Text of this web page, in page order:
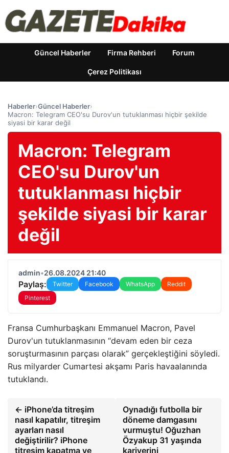
Güncel Haberler Firma Rehberi Forum
Çerez Politikası
Haberler›Güncel Haberler›
Macron: Telegram CEO'su Durov'un tutuklanması hiçbir şekilde
siyasi bir karar değil
Macron: Telegram
CEO'su Durov'un
tutuklanması hiçbir
şekilde siyasi bir karar
değil
admin•26.08.2024 21:40
Paylaş: Twitter Facebook WhatsApp
Reddit
Pinterest
Fransa Cumhurbaşkanı Emmanuel Macron, Pavel
Durov'un tutuklanmasının “devam eden bir ceza
soruşturmasının parçası olarak” gerçekleştiğini söyledi.
Rus milyarder Cumartesi akşamı Paris havaalanında
tutuklandı.
← iPhone’da titreşim
nasıl kapatılır, titreşim
ayarları nasıl
değiştirilir? iPhone
titreşim kapatma ve
Oynadığı futbolla bir
döneme damgasını
vurmuştu! Oğuzhan
Özyakup 31 yaşında
kariyerini